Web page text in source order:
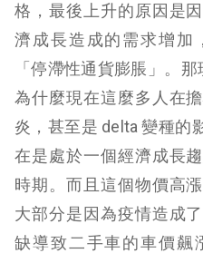
格，最後上升的原因是
濟成長造成的需求增加
「停滯性通貨膨脹」。
為什麼現在這麼多人在
炎，甚至是 delta 變種的
在是處於一個經濟成長
時期。而且這個物價高
大部分是因為疫情造成
缺導致二手車的車價飆